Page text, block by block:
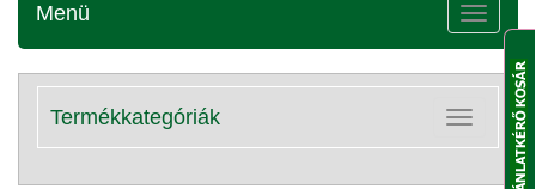
Menü
Menü
Kategóriák
lenyitása
Termékkategóriák